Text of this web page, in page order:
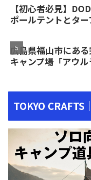
【初心者必見】
ポールテントとター
広島県福山市にあ
キャンプ場「アウ
TOKYO CRAFTS